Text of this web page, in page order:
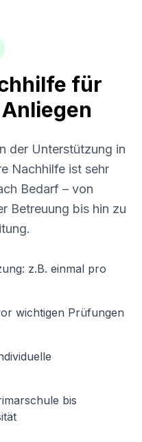
für
der Unterstützung in
Nachhilfe ist sehr
Bedarf – von
Betreuung bis hin zu
z.B. einmal pro
wichtigen Prüfungen
bis